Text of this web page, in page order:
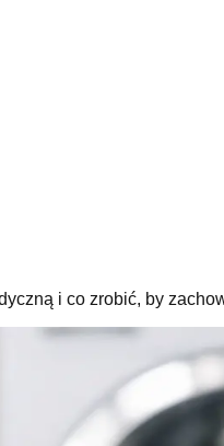
i co zrobić, by